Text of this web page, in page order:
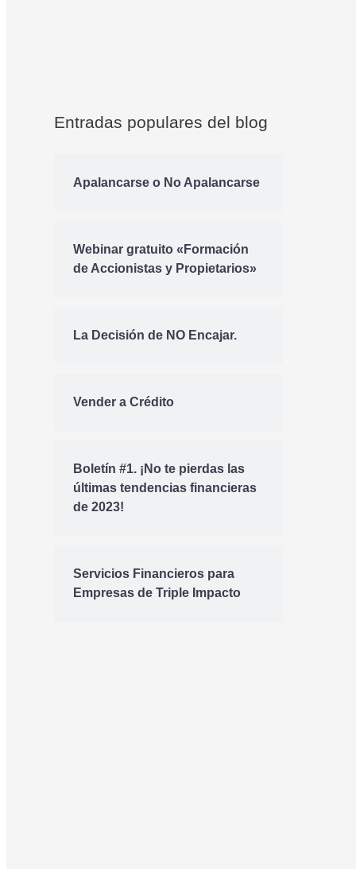
Entradas populares del blog
Apalancarse o No Apalancarse
Webinar gratuito «Formación
de Accionistas y Propietarios»
La Decisión de NO Encajar.
Vender a Crédito
Boletín #1. ¡No te pierdas las
últimas tendencias financieras
de 2023!
Servicios Financieros para
Empresas de Triple Impacto